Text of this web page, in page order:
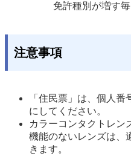
免許種別が増す
注意事項
「住民票」は、個人
にしてください。
カラーコンタクトレン
機能のないレンズは、
きます。